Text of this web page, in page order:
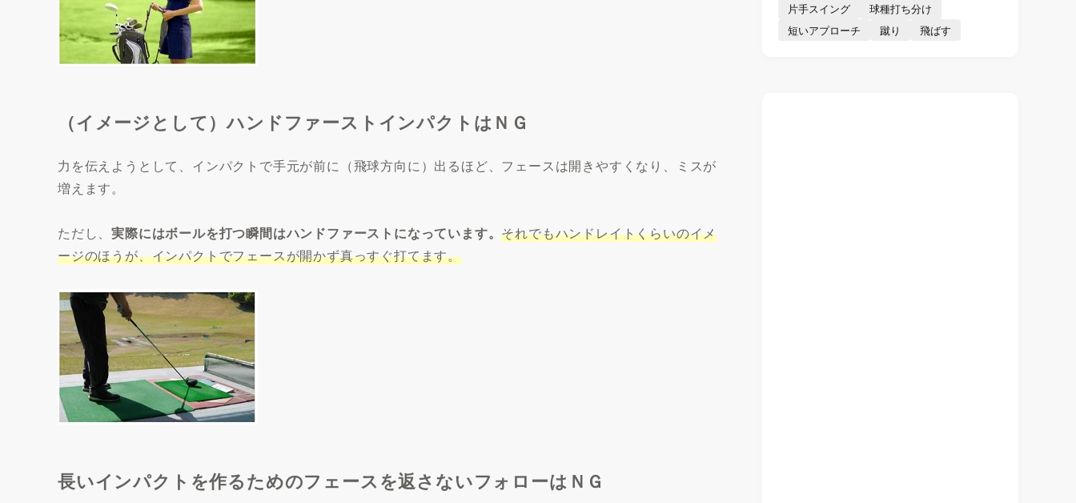
（イメージとして）ハンドファーストインパクトはＮＧ
力を伝えようとして、インパクトで手元が前に（飛球方向に）出るほど、フェースは開きやすくなり、ミスが
増えます。
ただし、実際にはボールを打つ瞬間はハンドファーストになっています。それでもハンドレイトくらいのイメ
ージのほうが、インパクトでフェースが開かず真っすぐ打てます。
長いインパクトを作るためのフェースを返さないフォローはＮＧ
片手スイング
球種打ち分け
短いアプローチ
蹴り 飛ばす